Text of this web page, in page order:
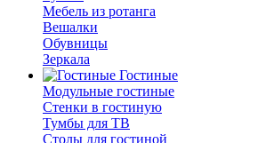
Мебель из ротанга
Вешалки
Обувницы
Зеркала
Гостиные
Модульные гостиные
Стенки в гостиную
Тумбы для ТВ
Столы для гостиной